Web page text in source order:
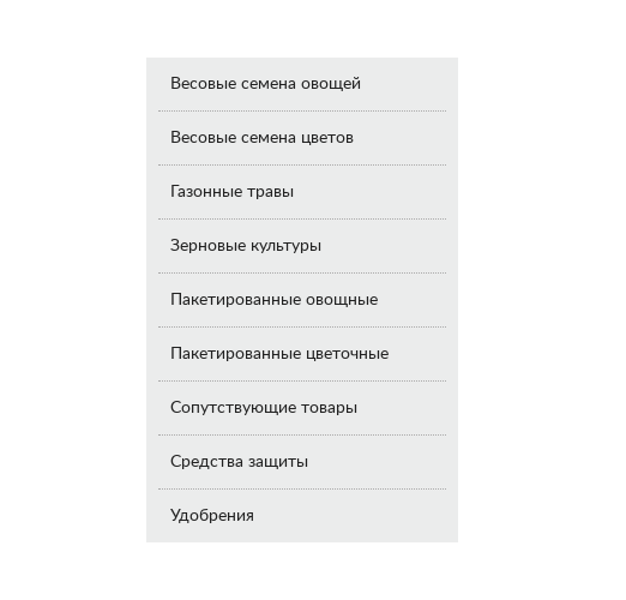
Весовые семена овощей
Весовые семена цветов
Газонные травы
Зерновые культуры
Пакетированные овощные
Пакетированные цветочные
Сопутствующие товары
Средства защиты
Удобрения